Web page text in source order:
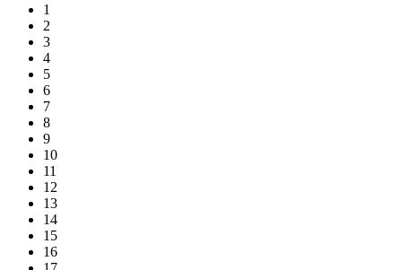
1
2
3
4
5
6
7
8
9
10
11
12
13
14
15
16